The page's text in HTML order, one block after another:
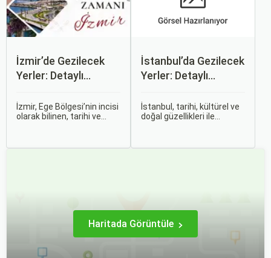
İzmir’de Gezilecek
Yerler: Detaylı
İzmir, Ege Bölgesi’nin incisi
olarak bilinen, tarihi ve
deneyimler sunmaktadır.
İstanbul’da Gezilecek
Yerler: Detaylı
İstanbul, tarihi, kültürel ve
doğal güzellikleri ile
Haritada Görüntüle